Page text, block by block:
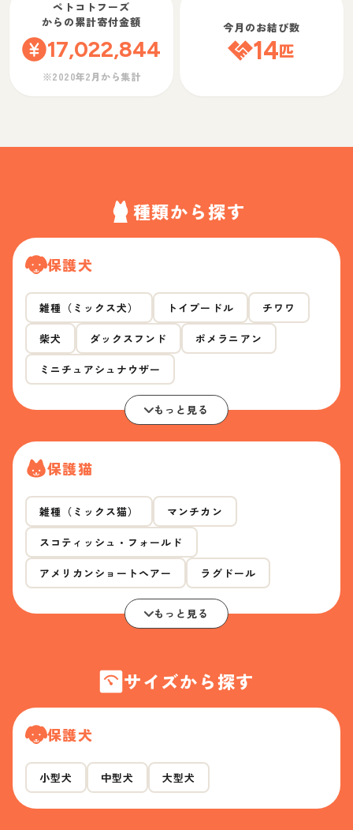
ペトコトフーズ
からの累計寄付金額
17,022,844
※2020年2月から集計
今月のお結び数
14匹
種類から探す
保護犬
雑種（ミックス犬） トイプードル チワワ
柴犬 ダックスフンド ポメラニアン
ミニチュアシュナウザー
もっと見る
保護猫
雑種（ミックス猫） マンチカン
スコティッシュ・フォールド
アメリカンショートヘアー ラグドール
もっと見る
サイズから探す
保護犬
小型犬 中型犬 大型犬